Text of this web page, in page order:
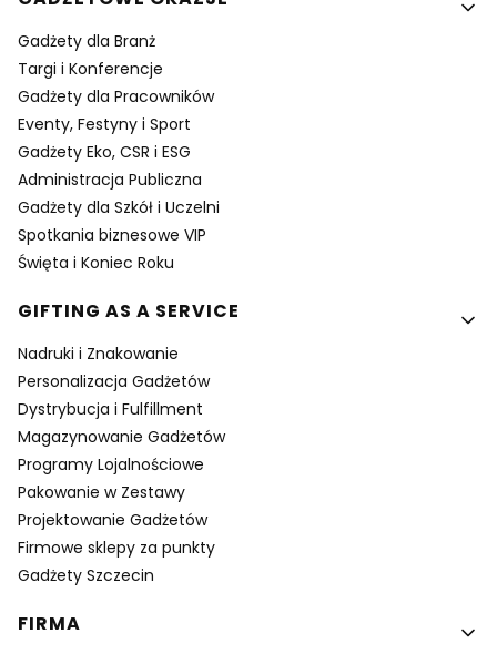
Gadżety dla Branż
Targi i Konferencje
Gadżety dla Pracowników
Eventy, Festyny i Sport
Gadżety Eko, CSR i ESG
Administracja Publiczna
Gadżety dla Szkół i Uczelni
Spotkania biznesowe VIP
Święta i Koniec Roku
GIFTING AS A SERVICE
Nadruki i Znakowanie
Personalizacja Gadżetów
Dystrybucja i Fulfillment
Magazynowanie Gadżetów
Programy Lojalnościowe
Pakowanie w Zestawy
Projektowanie Gadżetów
Firmowe sklepy za punkty
Gadżety Szczecin
FIRMA